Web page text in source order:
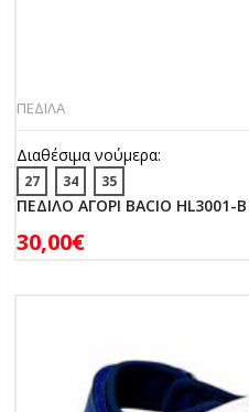
ΠΕΔΙΛΑ
Διαθέσιμα νούμερα:
27 34 35
ΠΕΔΙΛΟ ΑΓΟΡΙ BACIO HL3001-
30,00€